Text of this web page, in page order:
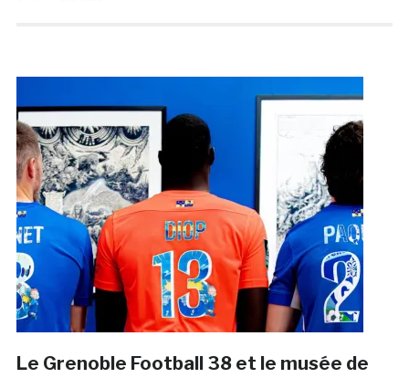
Le Grenoble Football 38 et le musée de